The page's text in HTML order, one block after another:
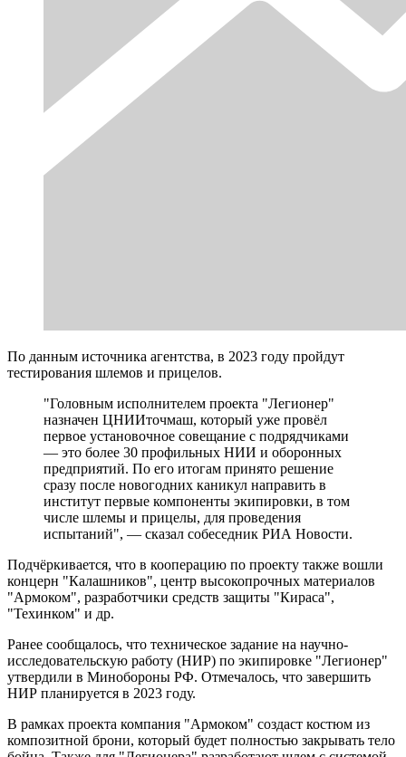
По данным источника агентства, в 2023 году пройдут
тестирования шлемов и прицелов.
"Головным исполнителем проекта "Легионер"
назначен ЦНИИточмаш, который уже провёл
первое установочное совещание с подрядчиками
— это более 30 профильных НИИ и оборонных
предприятий. По его итогам принято решение
сразу после новогодних каникул направить в
институт первые компоненты экипировки, в том
числе шлемы и прицелы, для проведения
испытаний", — сказал собеседник РИА Новости.
Подчёркивается, что в кооперацию по проекту также вошли
концерн "Калашников", центр высокопрочных материалов
"Армоком", разработчики средств защиты "Кираса",
"Техинком" и др.
Ранее сообщалось, что техническое задание на научно-
исследовательскую работу (НИР) по экипировке "Легионер"
утвердили в Минобороны РФ. Отмечалось, что завершить
НИР планируется в 2023 году.
В рамках проекта компания "Армоком" создаст костюм из
композитной брони, который будет полностью закрывать тело